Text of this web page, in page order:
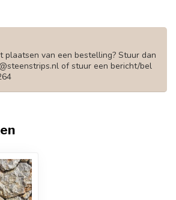
plaatsen van een bestelling? Stuur dan
of stuur een bericht/bel